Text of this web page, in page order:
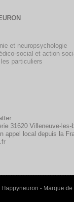
et neuropsychologie
social et action
particuliers
31620 Villeneuve-les-
appel local depuis la
- Marque de